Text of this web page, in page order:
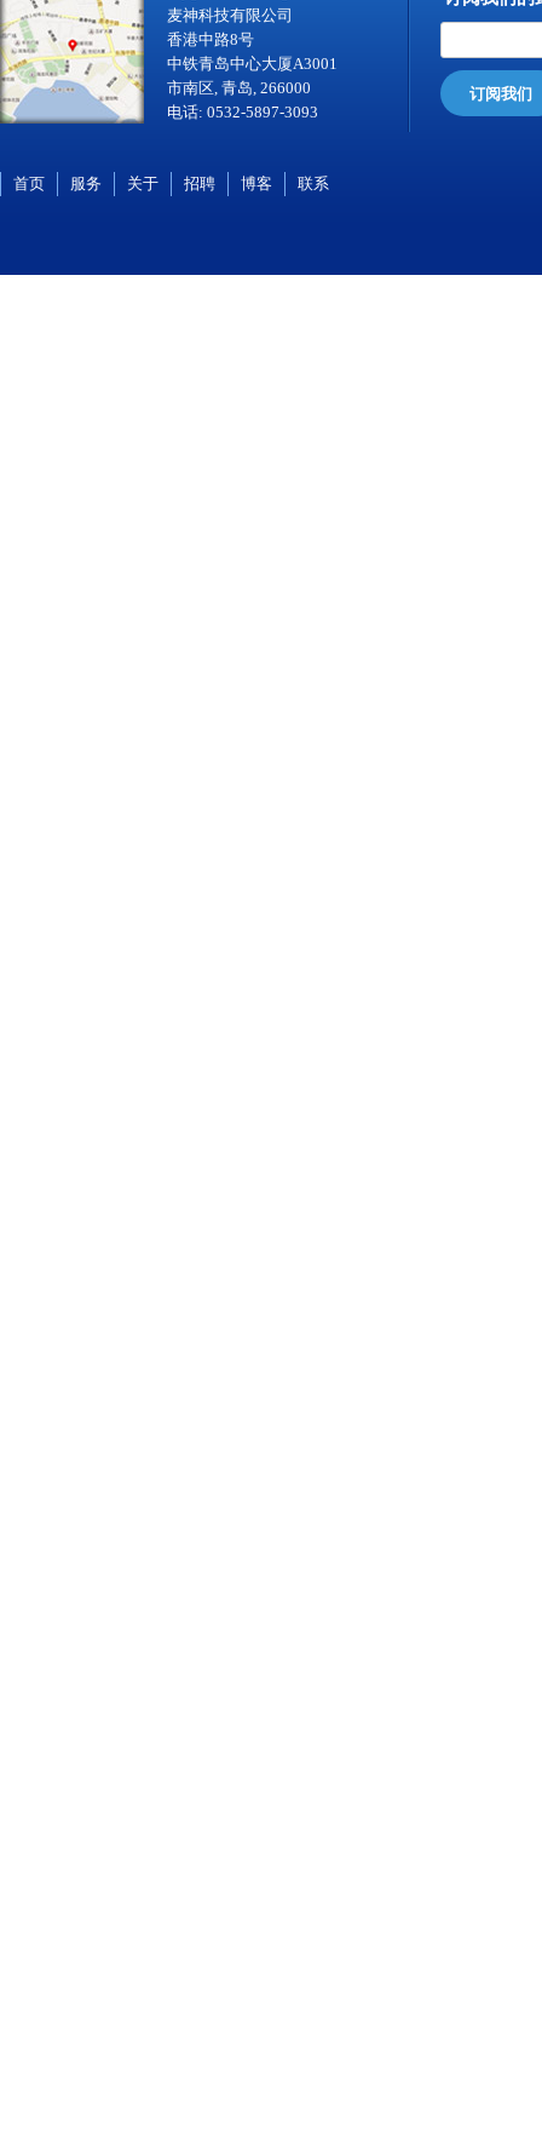
麦神科技有限公司
香港中路8号
中铁青岛中心大厦A3001
市南区, 青岛, 266000
电话: 0532-5897-3093
订阅我们
首页 服务 关于 招聘 博客 联系